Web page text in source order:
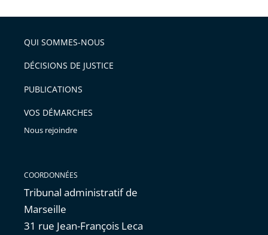
arriver
après
l'article
pour
avant
QUI SOMMES-NOUS
DÉCISIONS DE JUSTICE
PUBLICATIONS
VOS DÉMARCHES
Nous rejoindre
COORDONNÉES
Tribunal administratif de
Marseille
31 rue Jean-François Leca